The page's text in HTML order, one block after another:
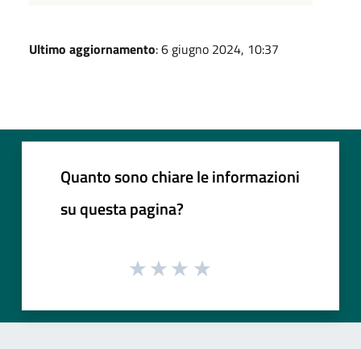
Ultimo aggiornamento: 6 giugno 2024, 10:37
Quanto sono chiare le informazioni
su questa pagina?